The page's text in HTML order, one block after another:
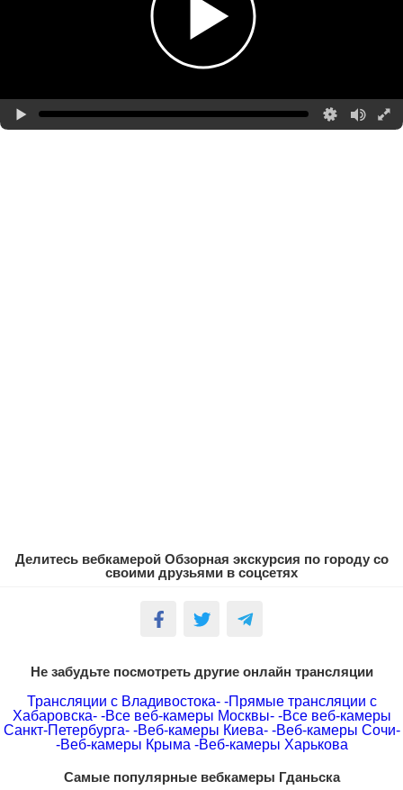
Делитесь вебкамерой Обзорная экскурсия по городу со
своими друзьями в соцсетях
Не забудьте посмотреть другие онлайн трансляции
Трансляции с Владивостока- -Прямые трансляции с
Хабаровска- -Все веб-камеры Москвы- -Все веб-камеры
Санкт-Петербурга- -Веб-камеры Киева- -Веб-камеры Сочи-
-Веб-камеры Крыма -Веб-камеры Харькова
Самые популярные вебкамеры Гданьска